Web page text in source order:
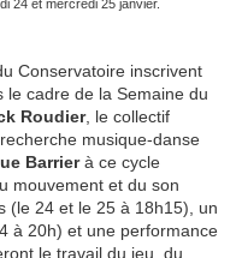
24 et mercredi 25 janvier.
Conservatoire inscrivent
le cadre de la Semaine du
Roudier, le collectif
musique-danse
Barrierà ce cycle
mouvement et du son
(le 24 et le 25 à 18h15), un
à 20h) et une performance
le travail du jeu, du